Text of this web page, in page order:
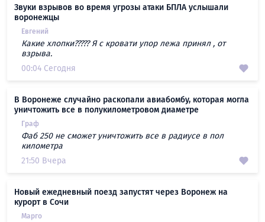
Звуки взрывов во время угрозы атаки БПЛА услышали
воронежцы
Евгений
Какие хлопки????? Я с кровати упор лежа принял , от
взрыва.
00:04 Сегодня
В Воронеже случайно раскопали авиабомбу, которая могла
уничтожить все в полукилометровом диаметре
Граф
Фаб 250 не сможет уничтожить все в радиусе в пол
километра
21:50 Вчера
Новый ежедневный поезд запустят через Воронеж на
курорт в Сочи
Марго